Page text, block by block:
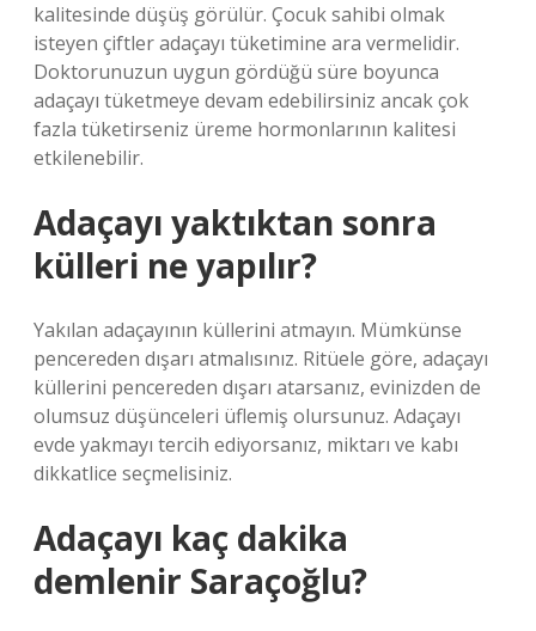
kalitesinde düşüş görülür. Çocuk sahibi olmak
isteyen çiftler adaçayı tüketimine ara vermelidir.
Doktorunuzun uygun gördüğü süre boyunca
adaçayı tüketmeye devam edebilirsiniz ancak çok
fazla tüketirseniz üreme hormonlarının kalitesi
etkilenebilir.
Adaçayı yaktıktan sonra
külleri ne yapılır?
Yakılan adaçayının küllerini atmayın. Mümkünse
pencereden dışarı atmalısınız. Ritüele göre, adaçayı
küllerini pencereden dışarı atarsanız, evinizden de
olumsuz düşünceleri üflemiş olursunuz. Adaçayı
evde yakmayı tercih ediyorsanız, miktarı ve kabı
dikkatlice seçmelisiniz.
Adaçayı kaç dakika
demlenir Saraçoğlu?